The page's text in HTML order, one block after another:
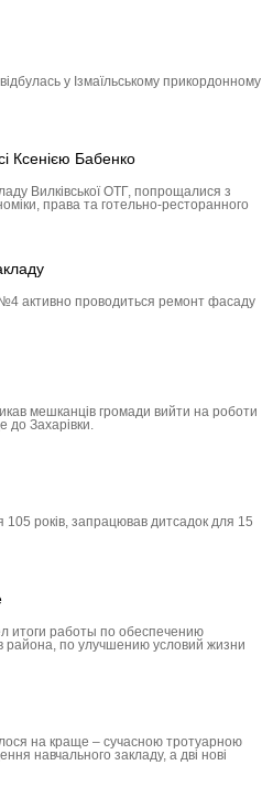
у Ізмаїльському прикордонному
Ксенією Бабенко
Вилківської ОТГ, попрощалися з
права та готельно-ресторанного
№4 активно проводиться ремонт фасаду
мешканців громади вийти на роботи
до Захарівки.
105 років, запрацював дитсадок для 15
итоги работы по обеспечению
района, по улучшению условий жизни
на краще – сучасною тротуарною
навчального закладу, а дві нові